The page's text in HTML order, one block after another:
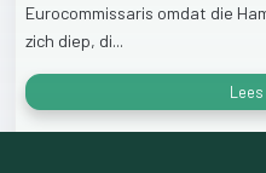
Eurocommissaris omdat die
zich diep, di...